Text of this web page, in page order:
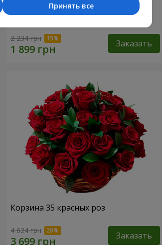
Букет "Гармония"
2 234 грн Заказать
Корзина 35 красных роз
4 624 грн Заказать
Принять все